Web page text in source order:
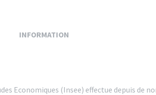
INFORMATION
Economiques (Insee) effectue depuis de